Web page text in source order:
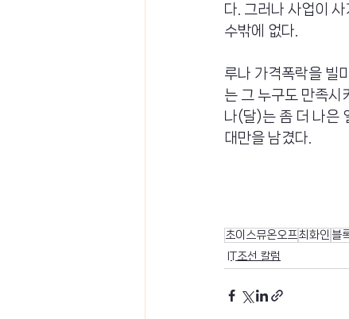
다. 그러나 사업이
수밖에 없다.
루나 가격폭락을 빌
는 그 누구도 만족시
나(달)는 좀 더 나은
대만을 남겼다.
초이스뮤온오프최화인 블
IT조선 칼럼